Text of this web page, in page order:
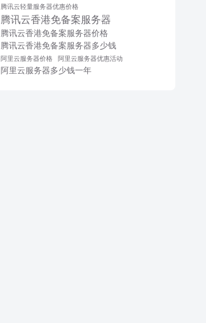
腾讯云轻量服务器优惠价格
腾讯云香港免备案服务器
腾讯云香港免备案服务器价格
腾讯云香港免备案服务器多少钱
阿里云服务器价格 阿里云服务器优惠活动
阿里云服务器多少钱一年